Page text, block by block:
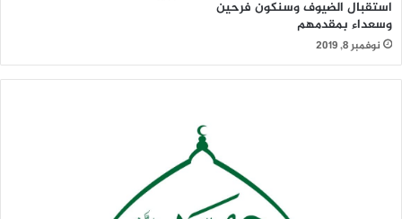
استقبال الضيوف وسنكون فرحين
وسعداء بمقدمهم
نوفمبر 8, 2019